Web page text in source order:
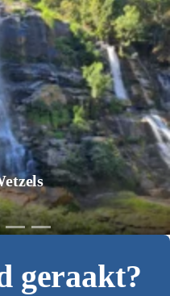
geraakt?